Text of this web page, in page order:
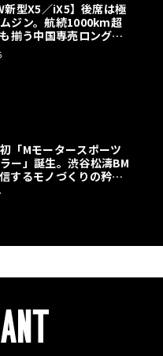
新型X5／iX5】後席は極
ジン。航続1000km超
揃う中国専売ロング仕
「Mモータースポーツ
ー」誕生。渋谷松濤BM
するモノづくりの矜持
之コラム】